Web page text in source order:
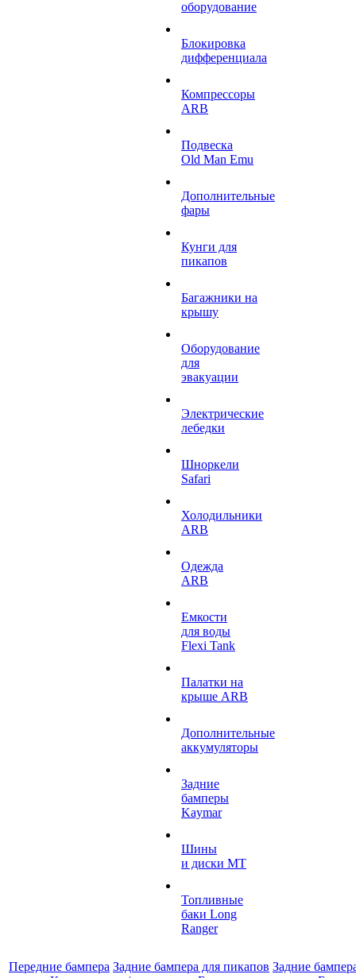
оборудование
Блокировка
дифференциала
Компрессоры
ARB
Подвеска
Old Man Emu
Дополнительные
фары
Кунги для
пикапов
Багажники на
крышу
Оборудование
для
эвакуации
Электрические
лебедки
Шноркели
Safari
Холодильники
ARB
Одежда
ARB
Емкости
для воды
Flexi Tank
Палатки на
крыше ARB
Дополнительные
аккумуляторы
Задние
бамперы
Kaymar
Шины
и диски MT
Топливные
баки Long
Ranger
Передние бампера Задние бампера для пикапов Задние